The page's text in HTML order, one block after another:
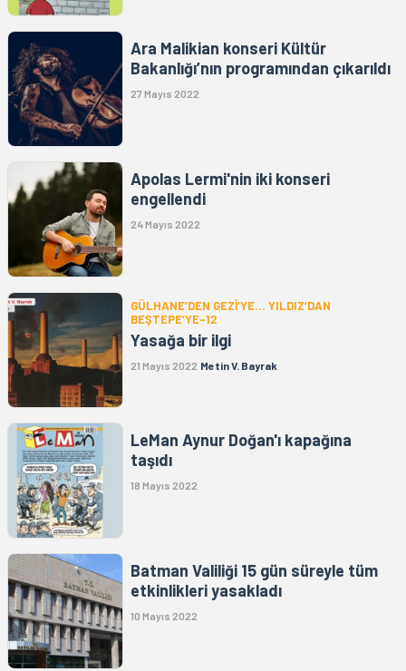
Ara Malikian konseri Kültür
Bakanlığı’nın programından çıkarıldı
27 Mayıs 2022
Apolas Lermi'nin iki konseri
engellendi
24 Mayıs 2022
GÜLHANE’DEN GEZİ’YE… YILDIZ’DAN
BEŞTEPE’YE-12
Yasağa bir ilgi
21 Mayıs 2022 Metin V. Bayrak
LeMan Aynur Doğan'ı kapağına
taşıdı
18 Mayıs 2022
Batman Valiliği 15 gün süreyle tüm
etkinlikleri yasakladı
10 Mayıs 2022